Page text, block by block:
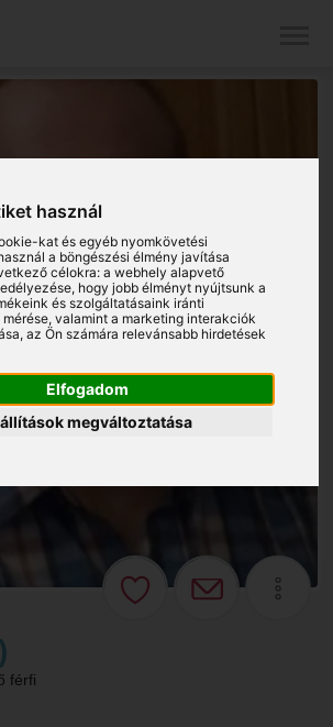
használ
kat és egyéb nyomkövetési
a böngészési élmény javítása
célokra:a webhely alapvető
, hogy jobb élményt nyújtsunk a
és szolgáltatásaink iránti
valamint a marketing interakciók
,az Ön számára relevánsabb hirdetések
Elfogadom
megváltoztatása
férfi